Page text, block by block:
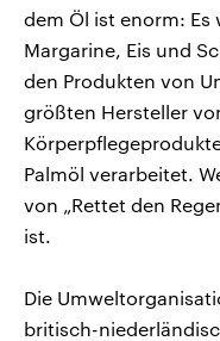
dem Öl ist enorm:
Margarine, Eis und
den Produkten von
größten Hersteller
Palmöl verarbeitet.
von „Rettet den
ist.
Die
britisch-